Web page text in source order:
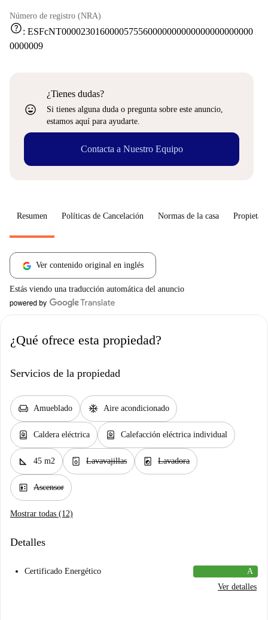
Número de registro (NRA)
help: ESFcNT0000230160000575560000000000000000000000
0000009
sentiment_very_satisfied
¿Tienes dudas?
Si tienes alguna duda o pregunta sobre este anuncio,
estamos aquí para ayudarte.
Contacta a Nuestro Equipo
Resumen Políticas de Cancelación Normas de la casa
Ver contenido original en inglés
Estás viendo una traducción automática del anuncio
¿Qué ofrece esta propiedad?
Servicios de la propiedad
chair Amueblado ac_unit Aire acondicionado
water_heater Caldera eléctrica water_heater Calefacción eléctrica individual
square_foot 45 m2 dishwasher_gen Lavavajillas local_laundry_service Lavadora
elevator Ascensor
Mostrar todas (12)
Detalles
Certificado Energético
A
Ver detalles